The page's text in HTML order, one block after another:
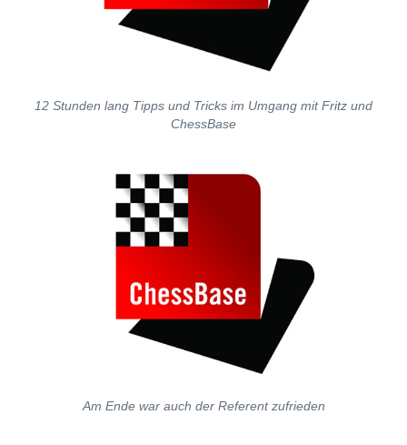
12 Stunden lang Tipps und Tricks im Umgang mit Fritz und
ChessBase
Am Ende war auch der Referent zufrieden